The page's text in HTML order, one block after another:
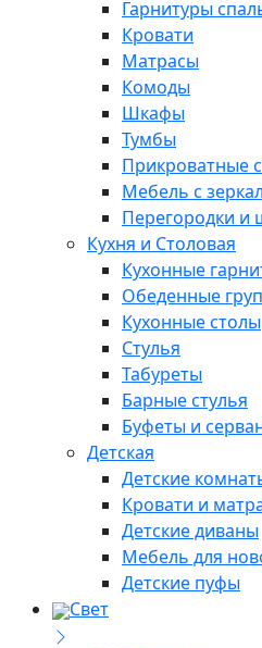
Гарнитуры
Кровати
Матрасы
Комоды
Шкафы
Тумбы
Прикроватные
Мебель с
Перегородки
Кухня и Столовая
Кухонные
Обеденные
Кухонные столы
Стулья
Табуреты
Барные стулья
Буфеты и
Детская
Детские
Кровати и
Детские диваны
Мебель для
Детские пуфы
Свет